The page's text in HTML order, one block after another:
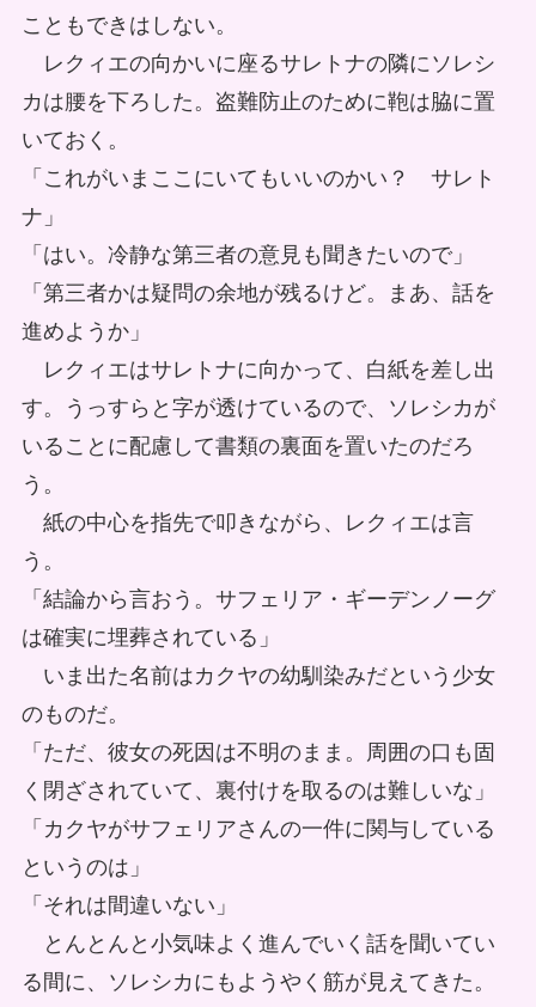
こともできはしない。
レクィエの向かいに座るサレトナの隣にソレシ
カは腰を下ろした。盗難防止のために鞄は脇に置
いておく。
「これがいまここにいてもいいのかい？ サレト
ナ」
「はい。冷静な第三者の意見も聞きたいので」
「第三者かは疑問の余地が残るけど。まあ、話を
進めようか」
レクィエはサレトナに向かって、白紙を差し出
す。うっすらと字が透けているので、ソレシカが
いることに配慮して書類の裏面を置いたのだろ
う。
紙の中心を指先で叩きながら、レクィエは言
う。
「結論から言おう。サフェリア・ギーデンノーグ
は確実に埋葬されている」
いま出た名前はカクヤの幼馴染みだという少女
のものだ。
「ただ、彼女の死因は不明のまま。周囲の口も固
く閉ざされていて、裏付けを取るのは難しいな」
「カクヤがサフェリアさんの一件に関与している
というのは」
「それは間違いない」
とんとんと小気味よく進んでいく話を聞いてい
る間に、ソレシカにもようやく筋が見えてきた。